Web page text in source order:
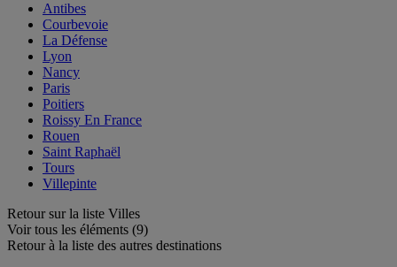
Antibes
Courbevoie
La Défense
Lyon
Nancy
Paris
Poitiers
Roissy En France
Rouen
Saint Raphaël
Tours
Villepinte
Retour sur la liste Villes
Voir tous les éléments (9)
Retour à la liste des autres destinations